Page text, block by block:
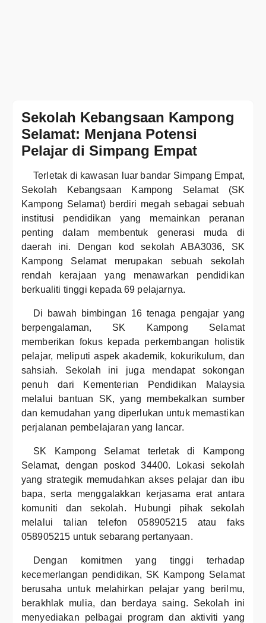
Sekolah Kebangsaan Kampong
Selamat: Menjana Potensi
Pelajar di Simpang Empat
Terletak di kawasan luar bandar Simpang Empat,
Sekolah Kebangsaan Kampong Selamat (SK
Kampong Selamat) berdiri megah sebagai sebuah
institusi pendidikan yang memainkan peranan
penting dalam membentuk generasi muda di
daerah ini. Dengan kod sekolah ABA3036, SK
Kampong Selamat merupakan sebuah sekolah
rendah kerajaan yang menawarkan pendidikan
berkualiti tinggi kepada 69 pelajarnya.
Di bawah bimbingan 16 tenaga pengajar yang
berpengalaman, SK Kampong Selamat
memberikan fokus kepada perkembangan holistik
pelajar, meliputi aspek akademik, kokurikulum, dan
sahsiah. Sekolah ini juga mendapat sokongan
penuh dari Kementerian Pendidikan Malaysia
melalui bantuan SK, yang membekalkan sumber
dan kemudahan yang diperlukan untuk memastikan
perjalanan pembelajaran yang lancar.
SK Kampong Selamat terletak di Kampong
Selamat, dengan poskod 34400. Lokasi sekolah
yang strategik memudahkan akses pelajar dan ibu
bapa, serta menggalakkan kerjasama erat antara
komuniti dan sekolah. Hubungi pihak sekolah
melalui talian telefon 058905215 atau faks
058905215 untuk sebarang pertanyaan.
Dengan komitmen yang tinggi terhadap
kecemerlangan pendidikan, SK Kampong Selamat
berusaha untuk melahirkan pelajar yang berilmu,
berakhlak mulia, dan berdaya saing. Sekolah ini
menyediakan pelbagai program dan aktiviti yang